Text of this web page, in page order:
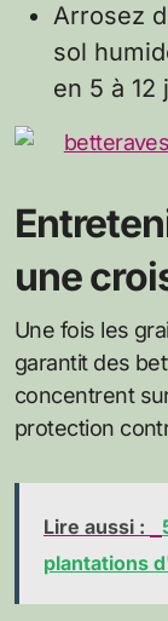
Arrosez
sol
en 5 à
une
Une fois les
garantit des
concentrent
protection
Lire aussi :
plantations